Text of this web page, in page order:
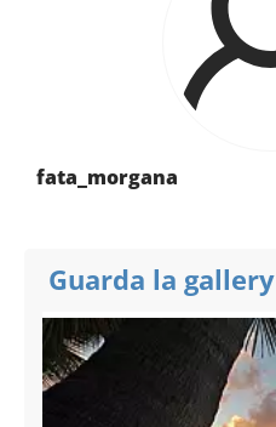
fata_morgana
Guarda la gallery